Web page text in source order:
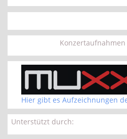
Hier gibt es Aufzeichnungen
Unterstützt durch: